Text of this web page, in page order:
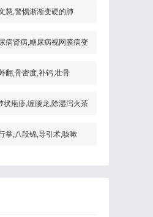
慧,警惕渐渐变硬的肺
病肾病,糖尿病视网膜病变
翻,骨密度,补钙,壮骨
状疱疹,缠腰龙,除湿泻火茶
掌,八段锦,导引术,咳嗽